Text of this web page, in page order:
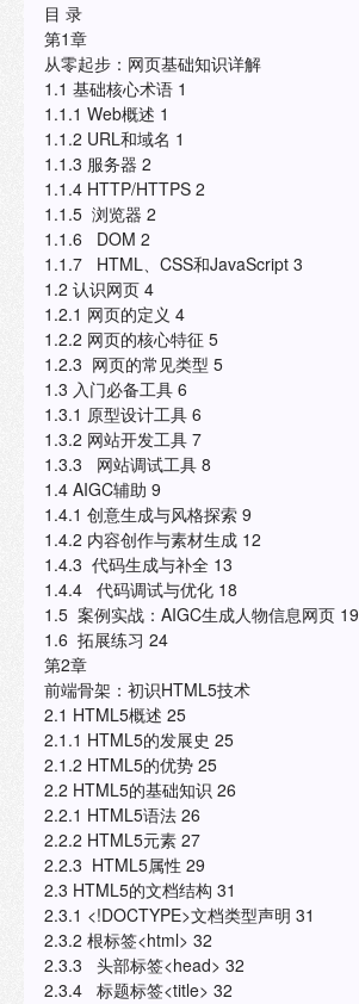
目 录
第1章
从零起步：网页基础知识详解
1.1 基础核心术语 1
1.1.1 Web概述 1
1.1.2 URL和域名 1
1.1.3 服务器 2
1.1.4 HTTP/HTTPS 2
1.1.5 浏览器 2
1.1.6 DOM 2
1.1.7 HTML、CSS和JavaScript 3
1.2 认识网页 4
1.2.1 网页的定义 4
1.2.2 网页的核心特征 5
1.2.3 网页的常见类型 5
1.3 入门必备工具 6
1.3.1 原型设计工具 6
1.3.2 网站开发工具 7
1.3.3 网站调试工具 8
1.4 AIGC辅助 9
1.4.1 创意生成与风格探索 9
1.4.2 内容创作与素材生成 12
1.4.3 代码生成与补全 13
1.4.4 代码调试与优化 18
1.5 案例实战：AIGC生成人物信息网页 19
1.6 拓展练习 24
第2章
前端骨架：初识HTML5技术
2.1 HTML5概述 25
2.1.1 HTML5的发展史 25
2.1.2 HTML5的优势 25
2.2 HTML5的基础知识 26
2.2.1 HTML5语法 26
2.2.2 HTML5元素 27
2.2.3 HTML5属性 29
2.3 HTML5的文档结构 31
2.3.1 <!DOCTYPE>文档类型声明 31
2.3.2 根标签<html> 32
2.3.3 头部标签<head> 32
2.3.4 标题标签<title> 32